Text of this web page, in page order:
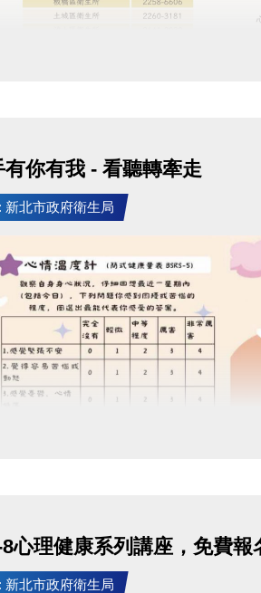
層防水袋 1個
浴乳 1瓶
] 貴賓券3張 (使用期限2個月)
之最終解釋權)
獎勵自5月17日起開始發放，名額
名序號」排序發放獎勵。
勵：(1)通過該等級 (2)該等級獎勵
檢定當日最終通過「藍帽」等
檢定當日報名序號前29名中，僅
你有我 - 看聽轉牽走
新北市政府衛生局
心理健康系列講座，免費報
新北市政府衛生局